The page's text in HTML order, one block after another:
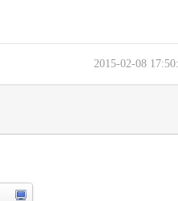
2015-02-08